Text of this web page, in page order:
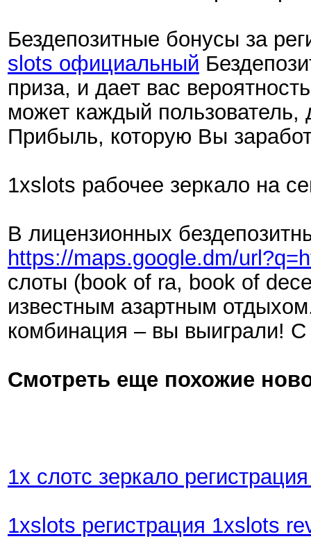
Бездепозитные бонусы за
slots официальный
приза, и дает вас
может каждый
Прибыль, которую Вы
1xslots рабочее зеркало на
В лицензионных
https://maps.google.dm/
слоты (book of ra, book of
известным азартным
комбинация – вы выиграли! С
Смотреть еще похожие
1х слотс зеркало
1xslots регистрация 1xslots